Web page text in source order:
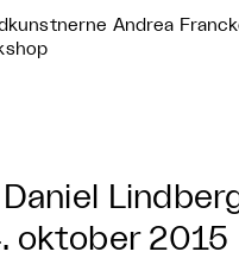
Andrea
Daniel
oktober 2015